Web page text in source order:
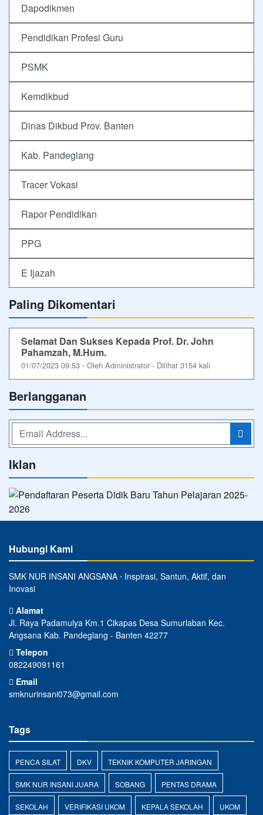
Dapodikmen
Pendidikan Profesi Guru
PSMK
Kemdikbud
Dinas Dikbud Prov. Banten
Kab. Pandeglang
Tracer Vokasi
Rapor Pendidikan
PPG
E Ijazah
Paling Dikomentari
Selamat Dan Sukses Kepada Prof. Dr. John
Pahamzah, M.Hum.
01/07/2023 09:53 - Oleh Administrator - Dilihat 3154 kali
Berlangganan
Iklan
Hubungi Kami
SMK NUR INSANI ANGSANA ⋅ Inspirasi, Santun, Aktif, dan
Inovasi
Alamat
Jl. Raya Padamulya Km.1 Cikapas Desa Sumurlaban Kec.
Angsana Kab. Pandeglang - Banten 42277
Telepon
082249091161
Email
smknurinsani073@gmail.com
Tags
PENCA SILAT DKV TEKNIK KOMPUTER JARINGAN
SMK NUR INSANI JUARA SOBANG PENTAS DRAMA
SEKOLAH VERIFIKASI UKOM KEPALA SEKOLAH UKOM